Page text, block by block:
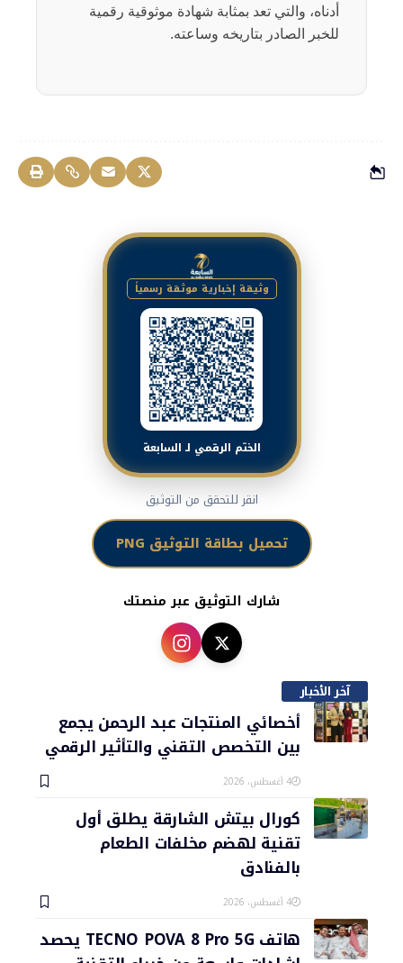
أدناه، والتي تعد بمثابة شهادة موثوقية رقمية
للخبر الصادر بتاريخه وساعته.
وثيقة إخبارية موثقة رسمياً
الختم الرقمي لـ السابعة
انقر للتحقق من التوثيق
تحميل بطاقة التوثيق PNG
شارك التوثيق عبر منصتك
آخر الأخبار
أخصائي المنتجات عبد الرحمن يجمع
بين التخصص التقني والتأثير الرقمي
4 أغسطس، 2026
كورال بيتش الشارقة يطلق أول
تقنية لهضم مخلفات الطعام
بالفنادق
4 أغسطس، 2026
هاتف TECNO POVA 8 Pro 5G يحصد